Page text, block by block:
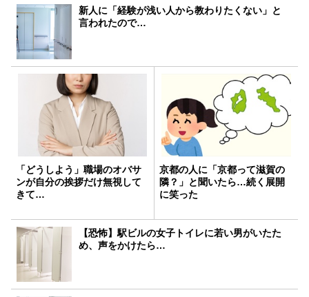
新人に「経験が浅い人から教わりたくない」と
言われたので…
「どうしよう」職場のオバサ
ンが自分の挨拶だけ無視して
きて…
京都の人に「京都って滋賀の
隣？」と聞いたら…続く展開
に笑った
【恐怖】駅ビルの女子トイレに若い男がいたた
め、声をかけたら…